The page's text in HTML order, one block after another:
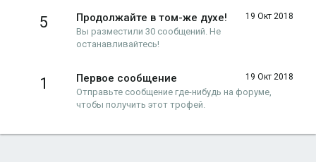
5 19 Окт 2018
Продолжайте в том-же духе!
Вы разместили 30 сообщений. Не
останавливайтесь!
1 19 Окт 2018
Первое сообщение
Отправьте сообщение где-нибудь на форуме,
чтобы получить этот трофей.